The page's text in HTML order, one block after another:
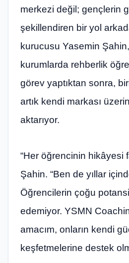
merkezi değil; gençlerin
şekillendiren bir yol
kurucusu Yasemin
kurumlarda rehberlik
görev yaptıktan sonra,
artık kendi markası
aktarıyor.
“Her öğrencinin hikâyesi
Şahin. “Ben de yıllar
Öğrencilerin çoğu
edemiyor. YSMN
amacım, onların kendi
keşfetmelerine destek